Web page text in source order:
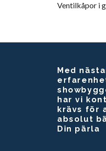
Ventilkåpor i
Med
har vi
krävs för
absolut
Din pärla